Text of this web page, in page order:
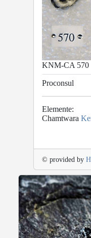
KNM-CA 570
Proconsul
Elemente:
Chamtwara
© provided by